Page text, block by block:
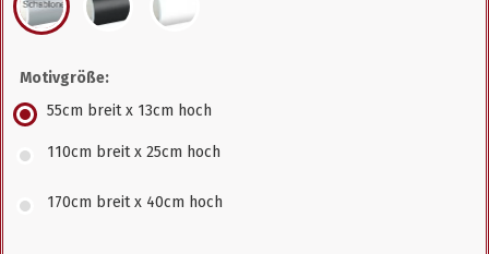
Motivgröße:
55cm breit x 13cm hoch
110cm breit x 25cm hoch
170cm breit x 40cm hoch